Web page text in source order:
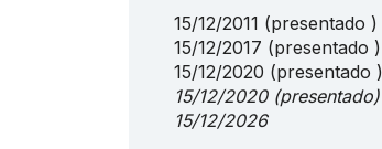
15/12/2011 (presentado )
15/12/2017 (presentado )
15/12/2020 (presentado )
15/12/2020(presentado)
15/12/2026